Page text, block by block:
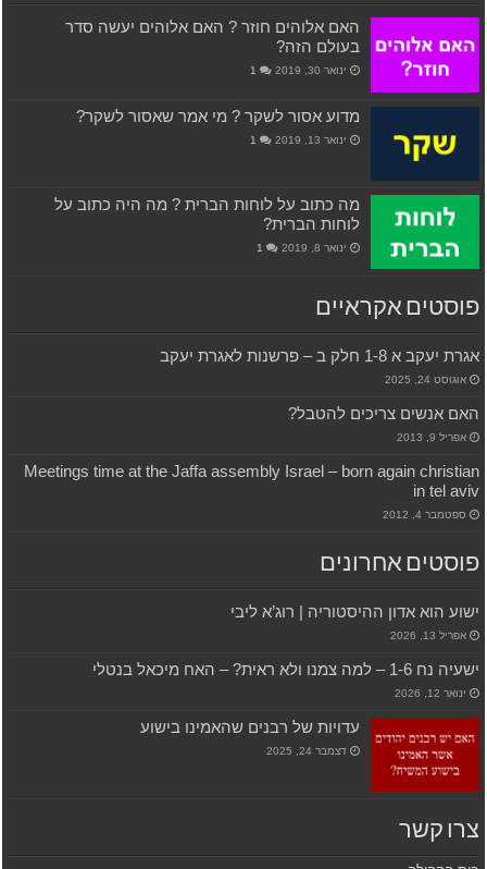
האם אלוהים חוזר ? האם אלוהים יעשה סדר
בעולם הזה?
ינואר 30, 2019 1
מדוע אסור לשקר ? מי אמר שאסור לשקר?
ינואר 13, 2019 1
מה כתוב על לוחות הברית ? מה היה כתוב על
לוחות הברית?
ינואר 8, 2019 1
פוסטים אקראיים
אגרת יעקב א 1-8 חלק ב – פרשנות לאגרת יעקב
אוגוסט 24, 2025
האם אנשים צריכים להטבל?
אפריל 9, 2013
Meetings time at the Jaffa assembly Israel – born again christian
in tel aviv
ספטמבר 4, 2012
פוסטים אחרונים
ישוע הוא אדון ההיסטוריה | רוג’א ליבי
אפריל 13, 2026
ישעיה נח 1-6 – למה צמנו ולא ראית? – האח מיכאל בנטלי
ינואר 12, 2026
עדויות של רבנים שהאמינו בישוע
דצמבר 24, 2025
צרו קשר